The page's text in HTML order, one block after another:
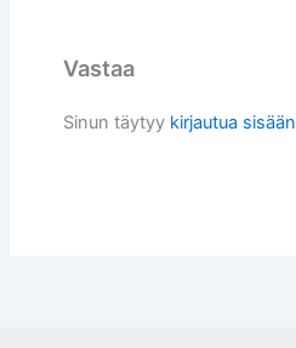
Vastaa
Sinun täytyy kirjautua sisään